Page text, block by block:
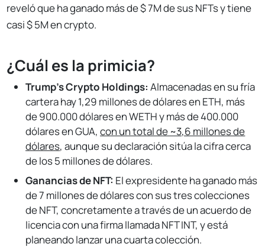
reveló que ha ganado más de $ 7M de sus NFTs y tiene
casi $ 5M en crypto.
¿Cuál es la primicia?
Trump's Crypto Holdings:Almacenadas en su fría
cartera hay 1,29 millones de dólares en ETH, más
de 900.000 dólares en WETH y más de 400.000
dólares en GUA,con un total de ~3,6 millones de
dólares, aunque su declaración sitúa la cifra cerca
de los 5 millones de dólares.
Ganancias de NFT: El expresidente ha ganado más
de 7 millones de dólares con sus tres colecciones
de NFT, concretamente a través de un acuerdo de
licencia con una firma llamada NFT INT, y está
planeando lanzar una cuarta colección.